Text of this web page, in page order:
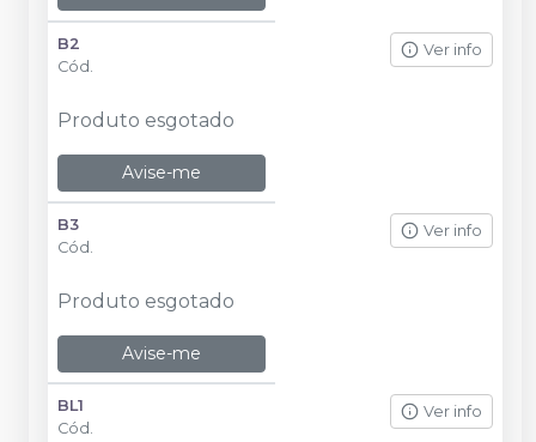
B2
Cód.
Ver info
Produto esgotado
Avise-me
B3
Cód.
Ver info
Produto esgotado
Avise-me
BL1
Cód.
Ver info